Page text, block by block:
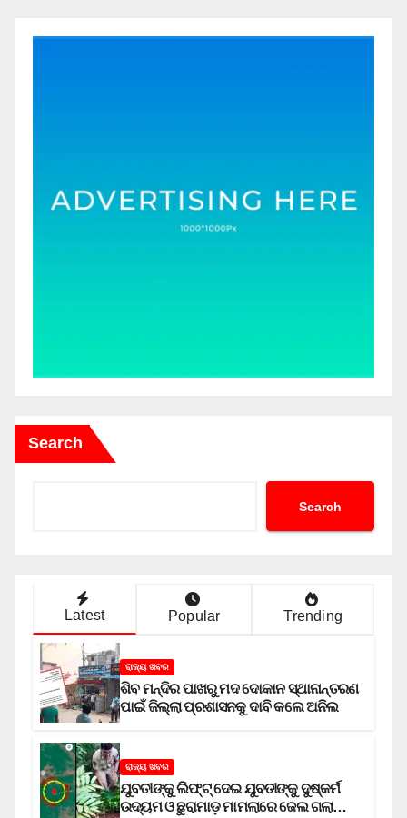
Search
Search
Latest Popular Trending
ରାଜ୍ୟ ଖବର
ଶିବ ମନ୍ଦିର ପାଖରୁ ମଦ ଦୋକାନ ସ୍ଥାନାନ୍ତରଣ
ପାଇଁ ଜିଲ୍ଲା ପ୍ରଶାସନକୁ ଦାବି କଲେ ଅନିଲ
ରାଜ୍ୟ ଖବର
ଯୁବତୀଙ୍କୁ ଲିଫ୍‌ଟ୍‌ ଦେଇ ଯୁବତୀଙ୍କୁ ଦୁଷ୍କର୍ମ
ଉଦ୍ୟମ ଓ ଛୁରାମାଡ଼ ମାମଲାରେ ଜେଲ ଗଲା